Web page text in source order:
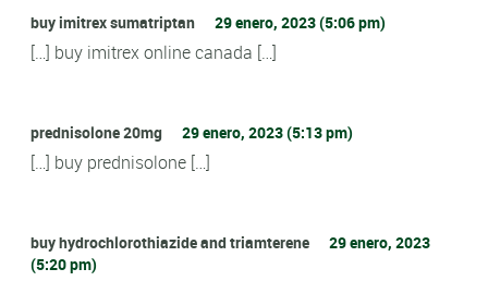
buy imitrex sumatriptan 29 enero, 2023 (5:06 pm)
[…] buy imitrex online canada […]
prednisolone 20mg 29 enero, 2023 (5:13 pm)
[…] buy prednisolone […]
buy hydrochlorothiazide and triamterene
29 enero, 2023
(5:20 pm)